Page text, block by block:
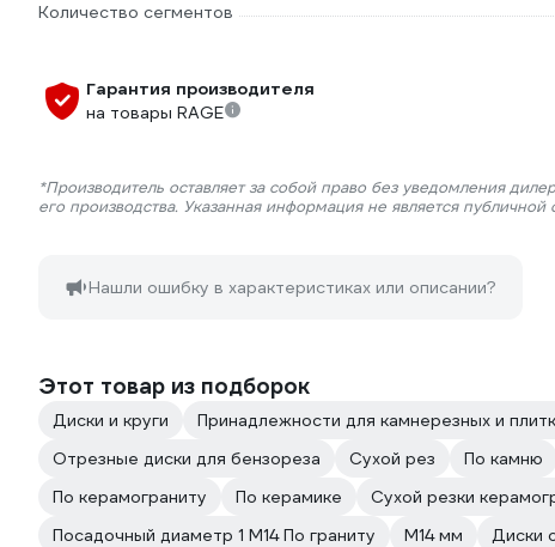
Количество сегментов
Гарантия производителя
на товары RAGE
*Производитель оставляет за собой право без уведомления
его производства. Указанная информация не является публичной
Нашли ошибку в характеристиках или описании?
Этот товар из подборок
Диски и круги Принадлежности для камнерезных и
Отрезные диски для бензореза
Сухой рез По камню
По керамограниту
По керамике Сухой резки
Посадочный диаметр 1 М14 По граниту
М14 мм Диски